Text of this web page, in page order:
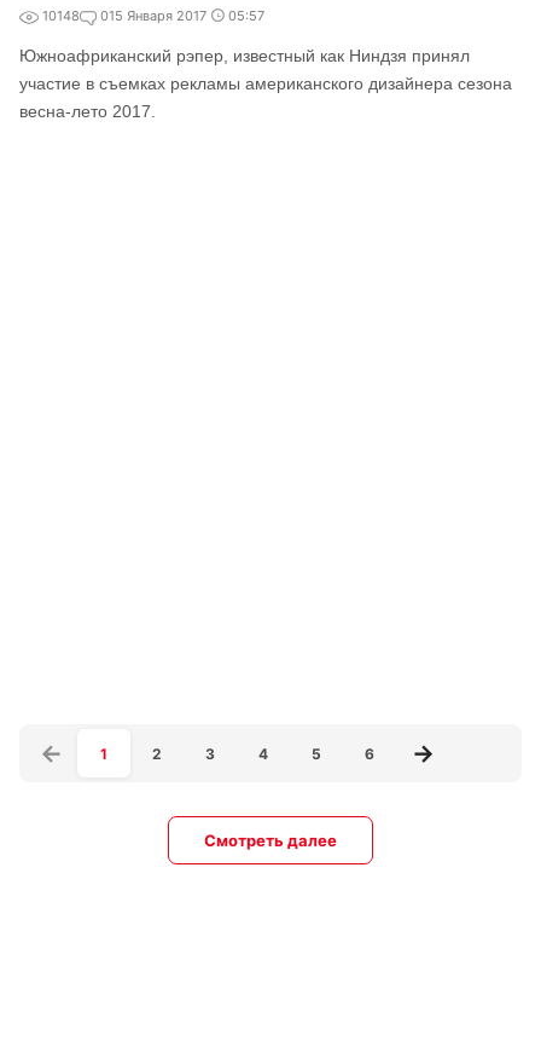
10148 015 Января 2017 05:57
Южноафриканский рэпер, известный как Ниндзя принял
участие в съемках рекламы американского дизайнера сезона
весна-лето 2017.
1 2 3 4 5 6
Смотреть далее